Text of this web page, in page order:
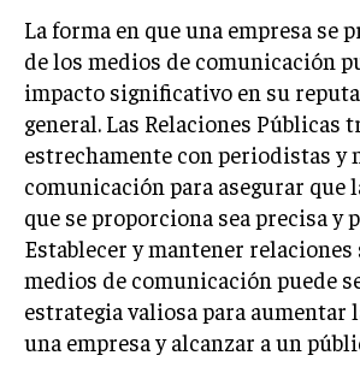
GESTIÓN DE RECURSOS
INVERSIONES Y MERCADOS
CONTABILIDAD EMPRESARIAL
ECONOMÍA EMPRESARIAL
INTERNACIONAL
NEGOCIOS INTERNACIONALES
COMERCIO INTERNACIONAL
La forma en que una empresa se
de los medios de comunicación
impacto significativo en su
general. Las Relaciones Públicas
estrechamente con periodistas y
comunicación para asegurar que
que se proporciona sea precisa y
Establecer y mantener
medios de comunicación puede
estrategia valiosa para aumentar
una empresa y alcanzar a un